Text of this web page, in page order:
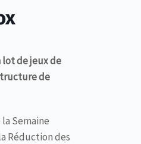
lot de jeux de
de
Semaine
Réduction des